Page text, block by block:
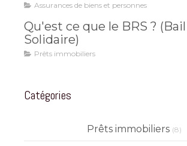
Assurances de biens et personnes
Qu'est ce que le BRS ?
Solidaire)
Prêts immobiliers
Catégories
Prêts immobiliers (8)